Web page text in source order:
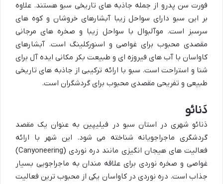
فورت سن پدرو از جمله جاذبه های تاریخی سبو هستند. علاوه
بر این سبو دارای سواحل زیبا آبشارهای خروشان و کوه های
سرسبز است. موآلبوال با سواحل زیبا و صخره های مرجانی
مقصدی محبوب برای غواصی و اسنورکلینگ است. آبشارهای
کاواسان با آب های فیروزه ای و طبیعت بکر مکانی ایده آل برای
شنا و استراحت است. سبو با ارائه ترکیبی از جاذبه های تاریخی
طبیعی و تفریحی مقصدی محبوب برای گردشگران است.
دَنائو
دَنائو شهری در استان سبو در فیلیپین به عنوان یک مقصد
گردشگری ماجراجویانه شناخته می شود. این شهر با ارائه
فعالیت های هیجان انگیزی مانند دره نوردی (Canyoneering)
غواصی و صخره نوردی برای علاقه مندان به ماجراجویی بسیار
جذاب است. دره نوردی در کاواسان یکی از محبوب ترین فعالیت